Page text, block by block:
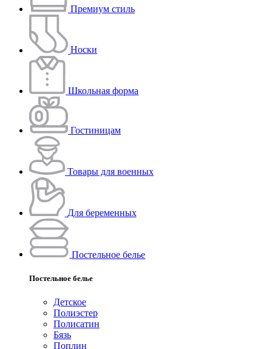
Премиум стиль
Носки
Школьная форма
Гостиницам
Товары для военных
Для беременных
Постельное белье
Постельное белье
Детское
Полиэстeр
Полисатин
Бязь
Поплин